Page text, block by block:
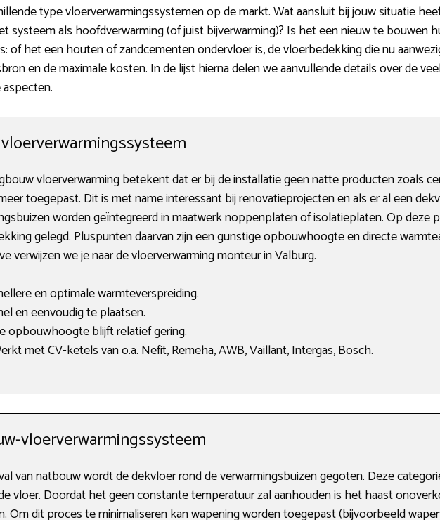
type vloerverwarmingssystemen op de markt. Wat aansluit bij jouw situatie
systeem als hoofdverwarming (of juist bijverwarming)? Is het een nieuw te bouwen
of het een houten of zandcementen ondervloer is, de vloerbedekking die nu
en de maximale kosten. In de lijst hierna delen we aanvullende details over de
vloerverwarming betekent dat er bij de installatie geen natte producten zoals
toegepast. Dit is met name interessant bij renovatieprojecten en als er al een
worden geïntegreerd in maatwerk noppenplaten of isolatieplaten. Op deze
gelegd. Pluspunten daarvan zijn een gunstige opbouwhoogte en directe
verwijzen we je naar de vloerverwarming monteur in Valburg.
en optimale warmteverspreiding.
en eenvoudig te plaatsen.
opbouwhoogte blijft relatief gering.
met CV-ketels van o.a. Nefit, Remeha, AWB, Vaillant, Intergas, Bosch.
vloerverwarmingssysteem
van natbouw wordt de dekvloer rond de verwarmingsbuizen gegoten. Deze
vloer. Doordat het geen constante temperatuur zal aanhouden is het haast
Om dit proces te minimaliseren kan wapening worden toegepast (bijvoorbeeld